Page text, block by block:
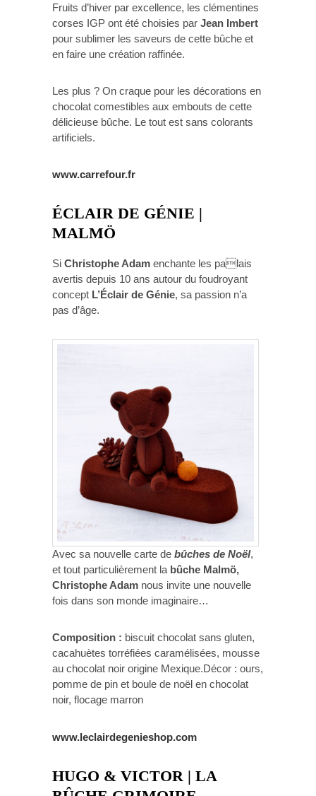
Fruits d’hiver par excellence, les clémentines
corses IGP ont été choisies par Jean Imbert
pour sublimer les saveurs de cette bûche et
en faire une création raffinée.
Les plus ? On craque pour les décorations en
chocolat comestibles aux embouts de cette
délicieuse bûche. Le tout est sans colorants
artificiels.
www.carrefour.fr
ÉCLAIR DE GÉNIE |
MALMÖ
Si Christophe Adam enchante les palais
avertis depuis 10 ans autour du foudroyant
concept L’Éclair de Génie, sa passion n’a
pas d’âge.
Avec sa nouvelle carte de bûches de Noël,
et tout particulièrement la bûche Malmö,
Christophe Adam nous invite une nouvelle
fois dans son monde imaginaire…
Composition : biscuit chocolat sans gluten,
cacahuètes torréfiées caramélisées, mousse
au chocolat noir origine Mexique.Décor : ours,
pomme de pin et boule de noël en chocolat
noir, flocage marron
www.leclairdegenieshop.com
HUGO & VICTOR | LA